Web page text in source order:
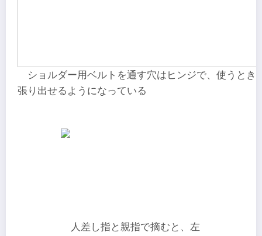
ショルダー用ベルトを通す穴はヒンジで、使うとき
張り出せるようになっている
人差し指と親指で摘むと、左